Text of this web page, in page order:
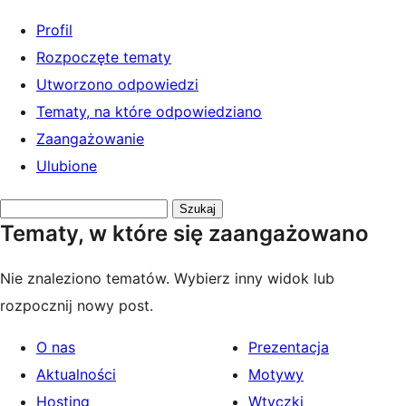
Profil
Rozpoczęte tematy
Utworzono odpowiedzi
Tematy, na które odpowiedziano
Zaangażowanie
Ulubione
tematy:
Tematy, w które się zaangażowano
Nie znaleziono tematów. Wybierz inny widok lub
rozpocznij nowy post.
O nas
Aktualności
Hosting
Prezentacja
Motywy
Wtyczki